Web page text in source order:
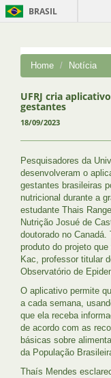
BRASIL
Home Notícia
UFRJ cria
gestantes
18/09/2023
Pesquisadores da
desenvolveram o
gestantes brasileiras
nutricional durante a
estudante Thais
Nutrição Josué de
doutorado no
produto do projeto
Kac, professor titular
Observatório de
O aplicativo permite
a cada semana,
que ela receba
de acordo com as
básicas sobre
da População
Thaís Mendes